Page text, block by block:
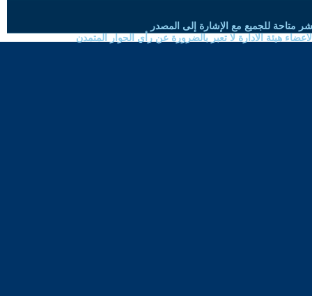
متاحة للجميع مع الإشارة إلى المصدر
هيئة الادارة لا تعبر بالضرورة عن رأي الحوار المتمدن